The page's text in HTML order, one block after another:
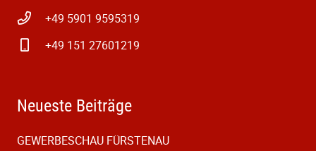
+49 5901 9595319
+49 151 27601219
Neueste Beiträge
GEWERBESCHAU FÜRSTENAU